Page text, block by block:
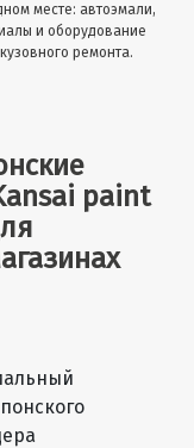
месте: автоэмали,
и оборудование
ремонта.
paint